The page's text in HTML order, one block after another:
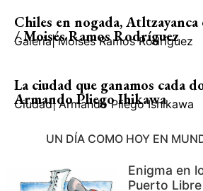
Chiles en nogada,
/ Moisés Ramos Rodríguez
Galería| Moisés Ramos Rodríguez
La ciudad que ganamos cada
Armando Pliego Ihikawa
Ciudad| Armando Pliego Ishikawa
UN DÍA COMO HOY EN
Enigma en
Puerto